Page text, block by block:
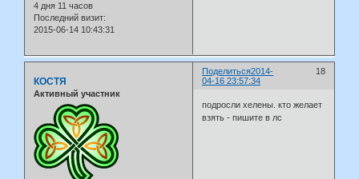
4 дня 11 часов
Последний визит:
2015-06-14 10:43:31
Поделиться 18
2014-
04-16 23:57:34
КОСТЯ
Активный участник
подросли хелены. кто желает
взять - пишите в лс